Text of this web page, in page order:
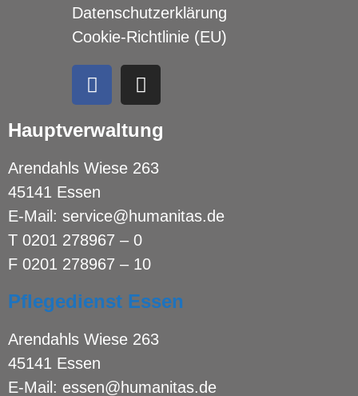
Datenschutzerklärung
Cookie-Richtlinie (EU)
Hauptverwaltung
Arendahls Wiese 263
45141 Essen
E-Mail: service@humanitas.de
T 0201 278967 – 0
F 0201 278967 – 10
Pflegedienst Essen
Arendahls Wiese 263
45141 Essen
E-Mail: essen@humanitas.de